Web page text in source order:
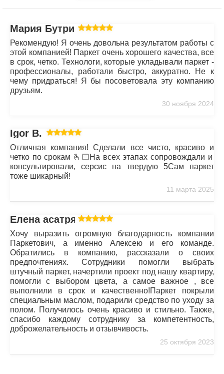
Мария Бутрим
Рекомендую! Я очень довольна результатом работы с
этой компанией! Паркет очень хорошего качества, все
в срок, четко. Технологи, которые укладывали паркет -
профессионалы, работали быстро, аккуратно. Не к
чему придраться! Я бы посоветовала эту компанию
друзьям.
30 ноября 2024
Igor B.
Отличная компания! Сделали все чисто, красиво и
четко по срокам 🫰🏻На всех этапах сопровождали и
консультировали, серсис на твердую 5Сам паркет
тоже шикарный!
11 марта 2025
Елена асатрян
Хочу выразить огромную благодарность компании
Паркетович, а именно Алексею и его команде.
Обратились в компанию, рассказали о своих
предпочтениях. Сотрудники помогли выбрать
штучный паркет, начертили проект под нашу квартиру,
помогли с выбором цвета, а самое важное , все
выполнили в срок и качественно!Паркет покрыли
специальным маслом, подарили средство по уходу за
полом. Получилось очень красиво и стильно. Также,
спасибо каждому сотруднику за компетентность,
доброжелательность и отзывчивость.
25 октября 2023